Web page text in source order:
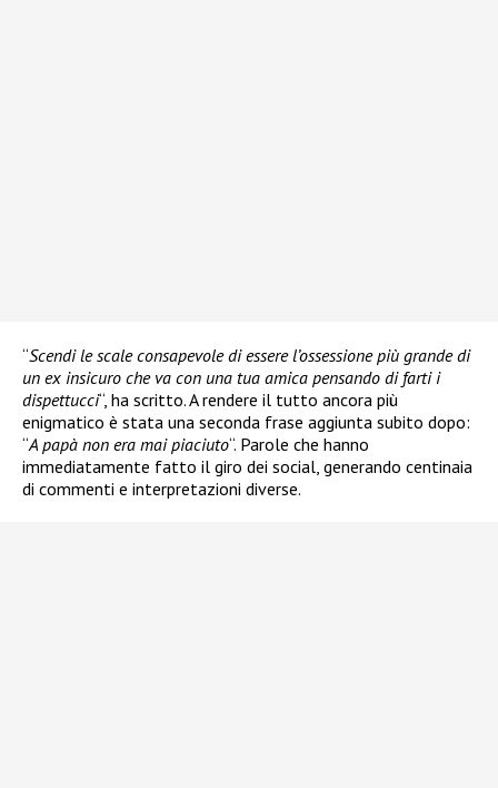
“Scendi le scale consapevole di essere l’ossessione più grande di
un ex insicuro che va con una tua amica pensando di farti i
dispettucci“, ha scritto. A rendere il tutto ancora più
enigmatico è stata una seconda frase aggiunta subito dopo:
“A papà non era mai piaciuto“. Parole che hanno
immediatamente fatto il giro dei social, generando centinaia
di commenti e interpretazioni diverse.